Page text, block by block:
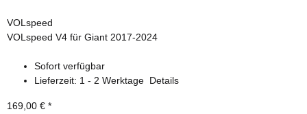
VOLspeed
VOLspeed V4 für Giant 2017-2024
Sofort verfügbar
Lieferzeit: 1 - 2 Werktage Details
169,00 € *